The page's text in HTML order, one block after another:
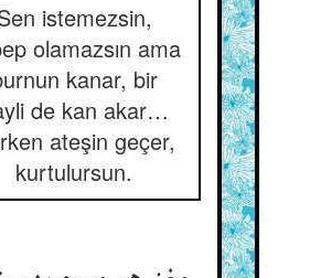
istemezsin,
olamazsın ama
kanar, bir
de kan akar…
ateşin geçer,
kurtulursun.